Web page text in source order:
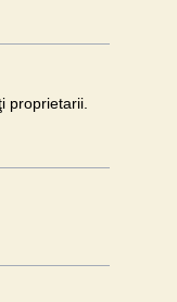
proprietarii.